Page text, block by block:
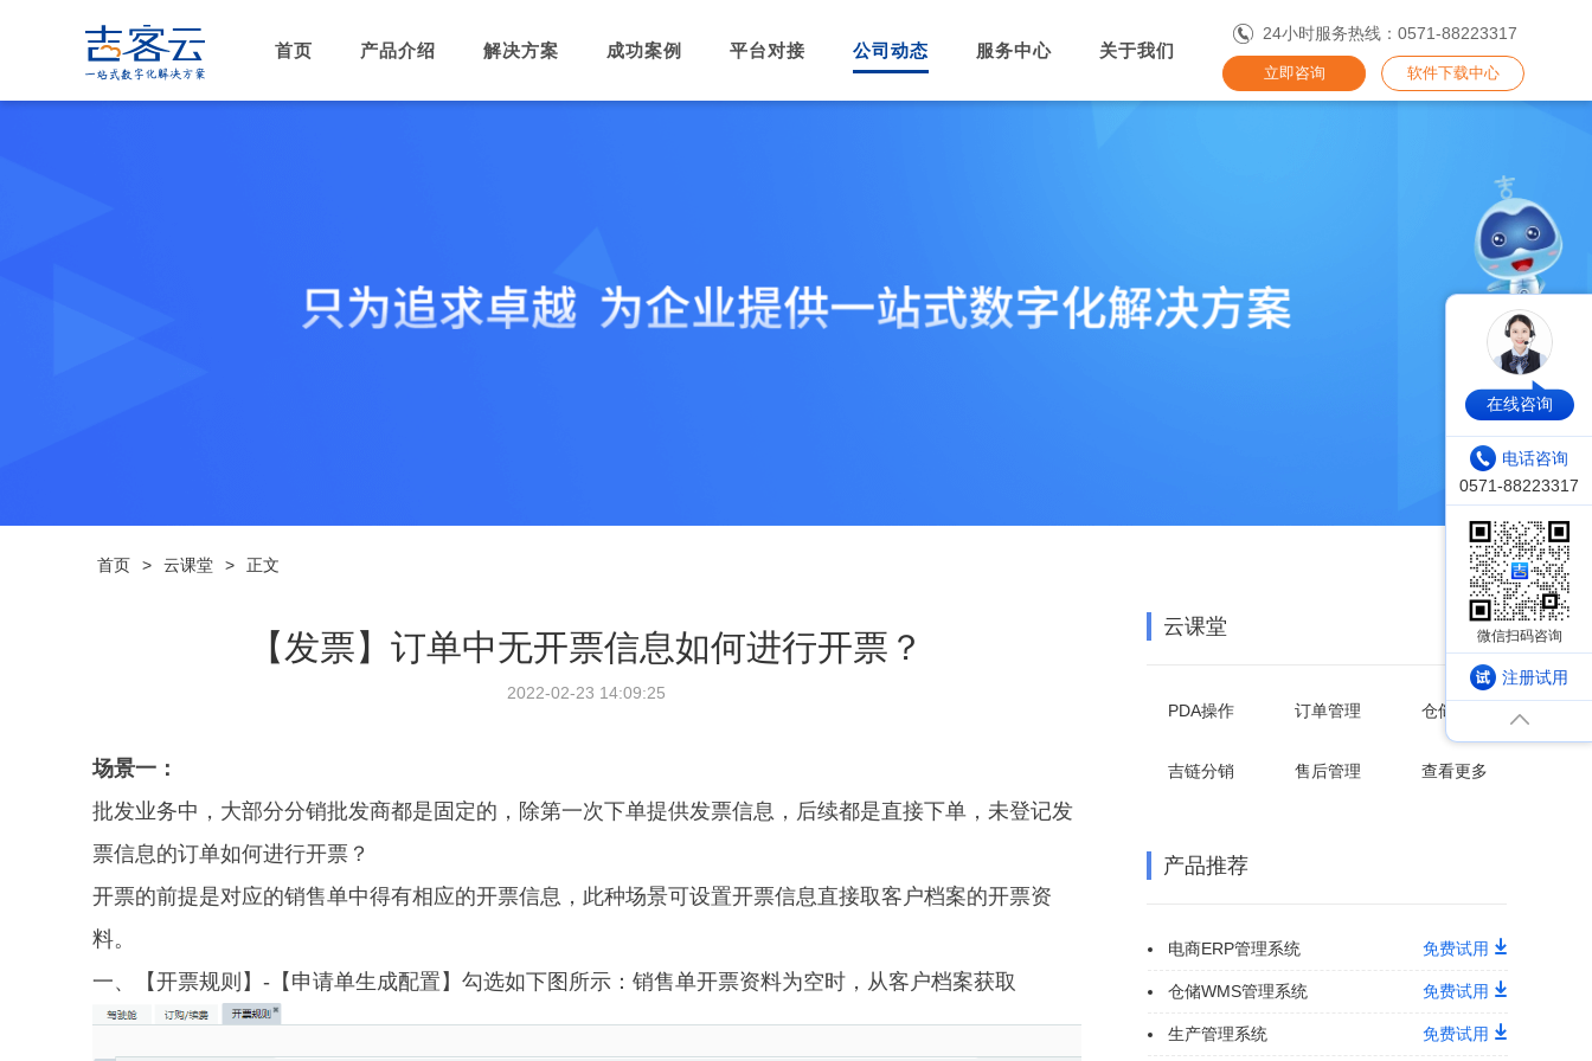
首页 产品介绍 解决方案 成功案例 平台对接 公司动态 服务中心 关于我们
24小时服务热线：0571-88223317
立即咨询 软件下载中心
在线咨询
电话咨询
注册试用
首页 > 云课堂 > 正文
【发票】订单中无开票信息如何进行开票？
2022-02-23 14:09:25
场景一：
批发业务中，大部分分销批发商都是固定的，除第一次下单提供发票信息，后续都是直接下单，未登记发
票信息的订单如何进行开票？
开票的前提是对应的销售单中得有相应的开票信息，此种场景可设置开票信息直接取客户档案的开票资
料。
一、【开票规则】-【申请单生成配置】勾选如下图所示：销售单开票资料为空时，从客户档案获取
云课堂
PDA操作 订单管理 仓储管理
吉链分销 售后管理 查看更多
产品推荐
电商ERP管理系统 免费试用
仓储WMS管理系统 免费试用
生产管理系统 免费试用